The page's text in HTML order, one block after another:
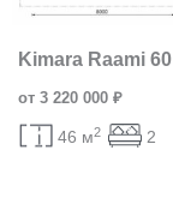
Kimara Raami 60
от 3 220 000 ₽
46 м2 2